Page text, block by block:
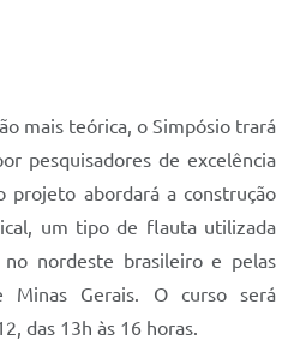
mais teórica, o Simpósio trará
pesquisadores de excelência
projeto abordará a construção
um tipo de flauta utilizada
nordeste brasileiro e pelas
Minas Gerais. O curso será
das 13h às 16 horas.